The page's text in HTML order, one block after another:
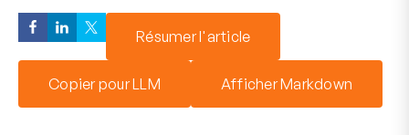
Résumer l'article
Copier pour LLM Afficher Markdown